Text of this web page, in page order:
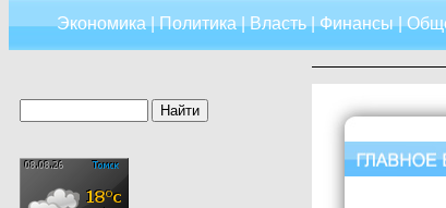
Экономика|Политика|Власть|Финансы|